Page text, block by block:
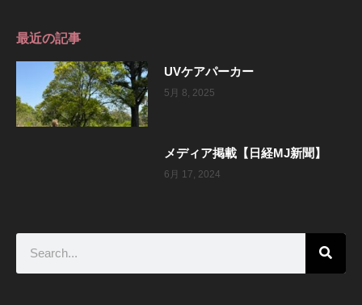
最近の記事
UVケアパーカー
5月 8, 2025
メディア掲載【日経MJ新聞】
6月 17, 2024